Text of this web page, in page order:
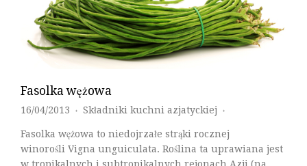
Fasolka wężowa
16/04/2013 ♦ Składniki kuchni azjatyckiej ♦
Fasolka wężowa to niedojrzałe strąki rocznej
winorośli Vigna unguiculata. Roślina ta uprawiana jest